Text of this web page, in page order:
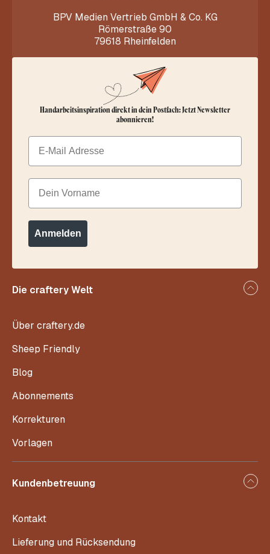
BPV Medien Vertrieb GmbH & Co. KG
Römerstraße 90
79618 Rheinfelden
Die craftery Welt
Über craftery.de
Sheep Friendly
Blog
Abonnements
Korrekturen
Vorlagen
Kundenbetreuung
Kontakt
Lieferung und Rücksendung
Handarbeitsinspiration direkt in dein Postfach: Jetzt Newsletter
abonnieren!
Email
Dein Vorname
Anmelden